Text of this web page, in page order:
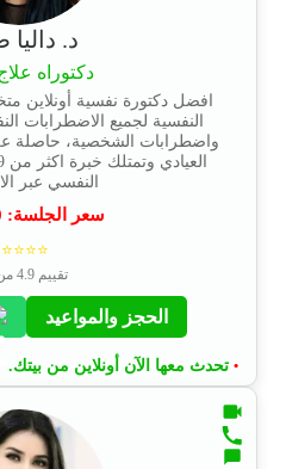
د. داليا
دكتوراه
افضل دكتورة نفسية أونلاين
النفسية لجميع الاضطرابات
واضطرابات الشخصية، حاصلة
النفسي عبر
سعر الجلسة:
تقييم 4.9 من 260
الحجز والمواعيد
• تحدث معها الآن أونلاين من بيتك.